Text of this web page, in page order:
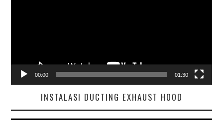
00:00 01:30
INSTALASI DUCTING EXHAUST HOOD